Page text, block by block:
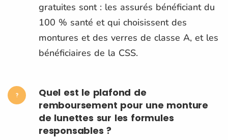
gratuites sont : les assurés bénéficiant du
100 % santé et qui choisissent des
montures et des verres de classe A, et les
bénéficiaires de la CSS.
Quel est le plafond de
remboursement pour une monture
de lunettes sur les formules
responsables ?